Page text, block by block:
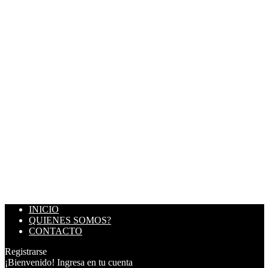
INICIO
QUIENES SOMOS?
CONTACTO
Registrarse
¡Bienvenido! Ingresa en tu cuenta